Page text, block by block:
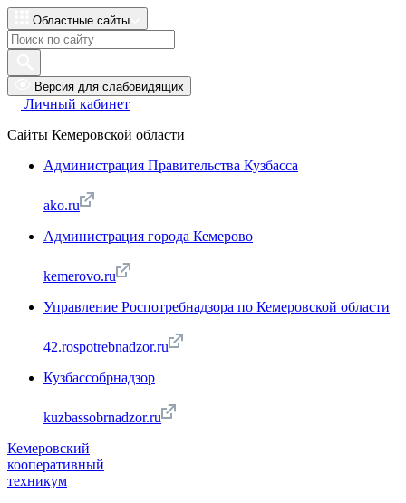
Областные сайты
Версия для слабовидящих
Личный кабинет
Сайты Кемеровской области
Администрация Правительства Кузбасса
ako.ru
Администрация города Кемерово
kemerovo.ru
Управление Роспотребнадзора по Кемеровской области
42.rospotrebnadzor.ru
Кузбассобрнадзор
kuzbassobrnadzor.ru
Кемеровский
кооперативный
техникум